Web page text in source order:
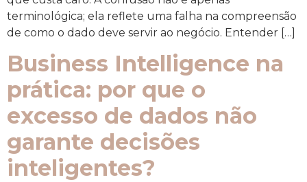
terminológica; ela reflete uma falha na compreensão
de como o dado deve servir ao negócio. Entender […]
Business Intelligence na
prática: por que o
excesso de dados não
garante decisões
inteligentes?